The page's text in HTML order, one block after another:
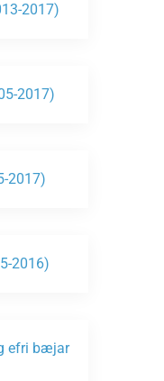
2017)
2017)
2017)
2016)
efri bæjar